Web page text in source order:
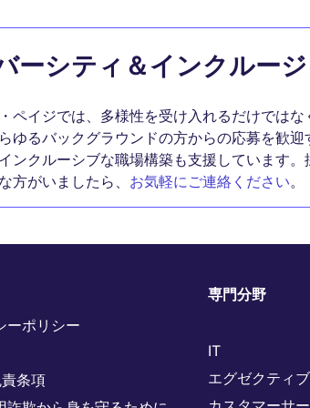
ーシティ＆インクルー
ペイジでは、多様性を受け入れるだけでは
ゆるバックグラウンドの方からの応募を歓
ンクルーシブな職場構築も支援しています
方がいましたら、 お気軽にご連絡ください。
ーポリシー
条項
専門分野
IT
エグゼクティ